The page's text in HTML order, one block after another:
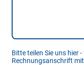
Bitte teilen Sie uns hier
Rechnungsanschrift